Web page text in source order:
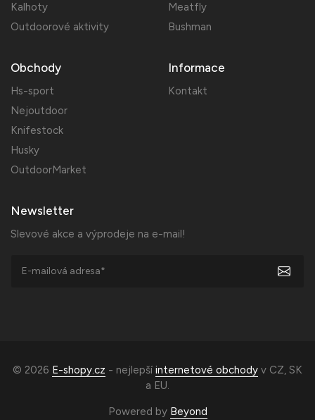
Kalhoty
Outdoorové aktivity
Meatfly
Bushman
Obchody
Hs-sport
Nejoutdoor
Knifestock
Husky
OutdoorMarket
Informace
Kontakt
Newsletter
Slevové akce a výprodeje na e-mail!
© 2026 E-shopy.cz - nejlepšíinternetové obchody v CZ, SK
a EU.
Powered by Beyond